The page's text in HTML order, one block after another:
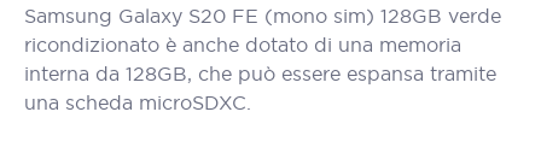
Samsung Galaxy S20 FE (mono sim) 128GB verde
ricondizionato è anche dotato di una memoria
interna da 128GB, che può essere espansa tramite
una scheda microSDXC.